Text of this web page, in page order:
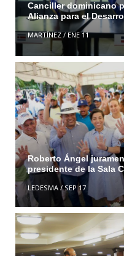
Canciller dominicano
Alianza para el
MARTÍNEZ/ENE 11
Roberto Ángel
presidente de la Sala
LEDESMA/SEP 17